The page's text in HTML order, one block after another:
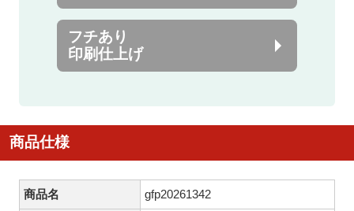
フチあり
印刷仕上げ
商品仕様
商品名 gfp20261342